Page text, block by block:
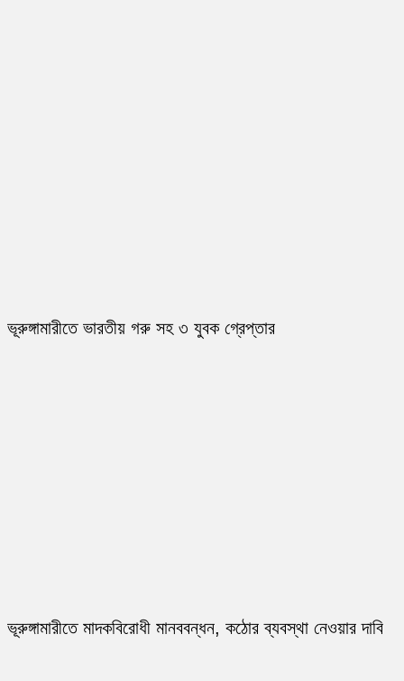
ভূরুঙ্গামারীতে ভারতীয় গরু সহ ৩ যুবক গ্রেপ্তার
ভূরুঙ্গামারীতে মাদকবিরোধী মানববন্ধন, কঠোর ব্যবস্থা নেওয়ার দাবি